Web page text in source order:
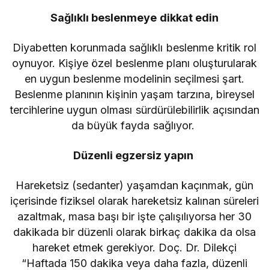
Sağlıklı beslenmeye dikkat edin
Diyabetten korunmada sağlıklı beslenme kritik rol
oynuyor. Kişiye özel beslenme planı oluşturularak
en uygun beslenme modelinin seçilmesi şart.
Beslenme planının kişinin yaşam tarzına, bireysel
tercihlerine uygun olması sürdürülebilirlik açısından
da büyük fayda sağlıyor.
Düzenli egzersiz yapın
Hareketsiz (sedanter) yaşamdan kaçınmak, gün
içerisinde fiziksel olarak hareketsiz kalınan süreleri
azaltmak, masa başı bir işte çalışılıyorsa her 30
dakikada bir düzenli olarak birkaç dakika da olsa
hareket etmek gerekiyor. Doç. Dr. Dilekçi
“Haftada 150 dakika veya daha fazla, düzenli